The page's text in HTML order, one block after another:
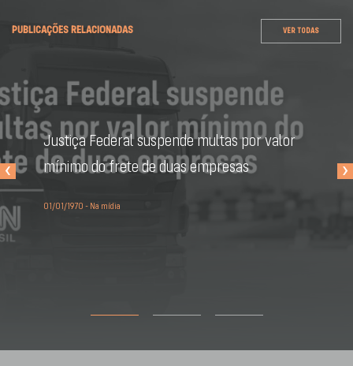
PUBLICAÇÕES RELACIONADAS VER TODAS
Justiça Federal suspende multas por valor
mínimo do frete de duas empresas
01/01/1970 - Na mídia
‹ ›